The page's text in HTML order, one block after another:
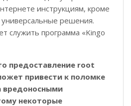
инструкциям, кроме
решения.
служить программа «Kingo
предоставление root
привести к поломке
вредоносными
некоторые